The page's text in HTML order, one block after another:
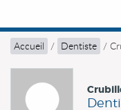
Accueil / Dentiste /